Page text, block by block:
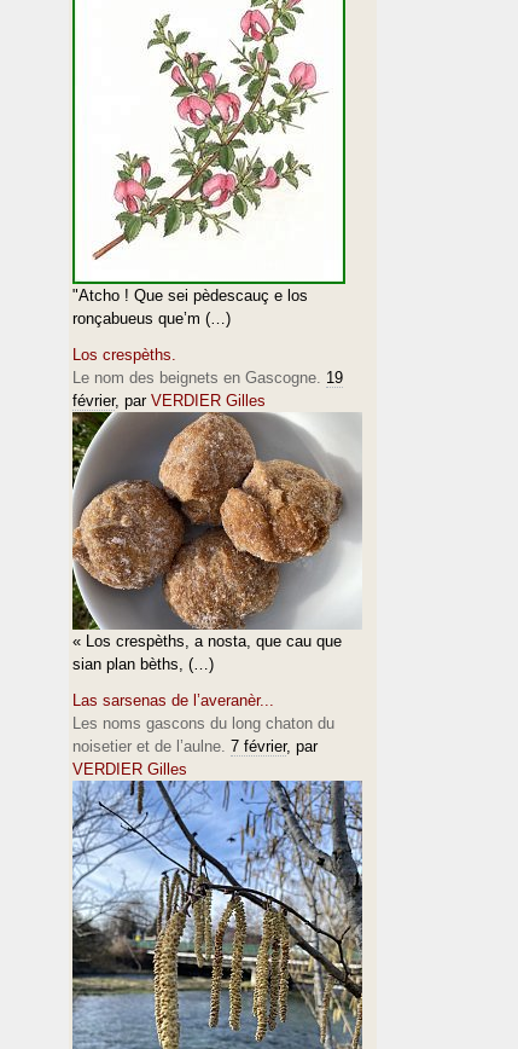
"Atcho ! Que sei pèdescauç e los
ronçabueus que’m (…)
Los crespèths.
Le nom des beignets en Gascogne. 19
février, par VERDIER Gilles
« Los crespèths, a nosta, que cau que
sian plan bèths, (…)
Las sarsenas de l’averanèr...
Les noms gascons du long chaton du
noisetier et de l’aulne. 7 février, par
VERDIER Gilles